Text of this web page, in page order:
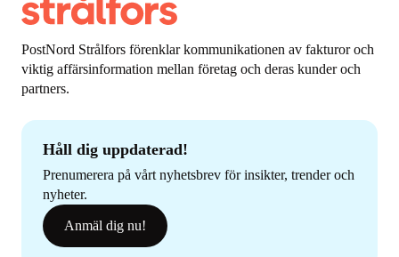
PostNord Strålfors förenklar kommunikationen av fakturor och
viktig affärsinformation mellan företag och deras kunder och
partners.
Håll dig uppdaterad!
Prenumerera på vårt nyhetsbrev för insikter, trender och
nyheter.
Anmäl dig nu!